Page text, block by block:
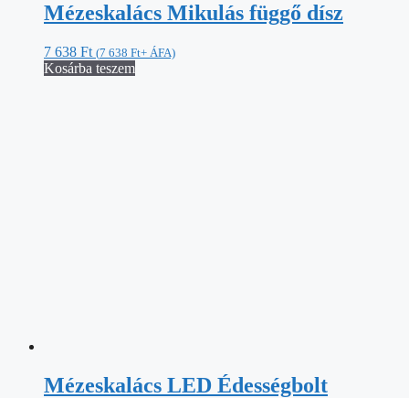
Mézeskalács Mikulás függő dísz
7 638 Ft (7 638 Ft+ ÁFA)
Kosárba teszem
Mézeskalács LED Édességbolt